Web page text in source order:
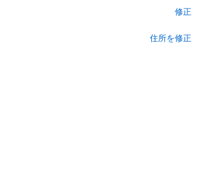
修正
住所を修正